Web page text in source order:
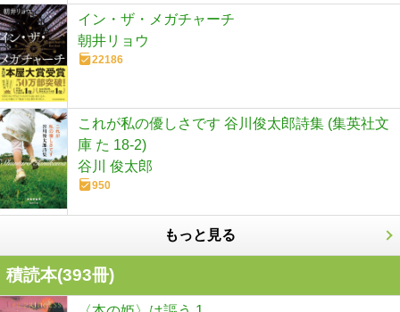
イン・ザ・メガチャーチ
朝井リョウ
22186
これが私の優しさです 谷川俊太郎詩集 (集英社文
庫 た 18-2)
谷川 俊太郎
950
もっと見る
積読本(393冊)